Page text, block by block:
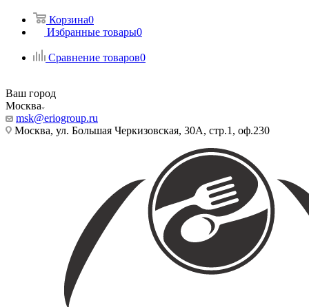
Корзина0
Избранные товары0
Сравнение товаров0
Ваш город
Москва
msk@eriogroup.ru
Москва, ул. Большая Черкизовская, 30А, стр.1, оф.230